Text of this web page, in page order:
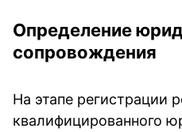
Определение
сопровождения
На этапе регистрации
квалифицированного